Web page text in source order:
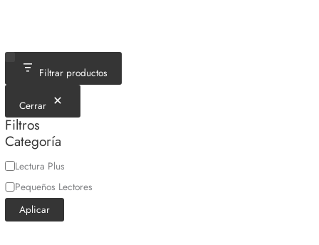
Filtrar productos
Cerrar
Filtros
Categoría
C
a
t
e
Lectura Plus
Pequeños Lectores
Aplicar